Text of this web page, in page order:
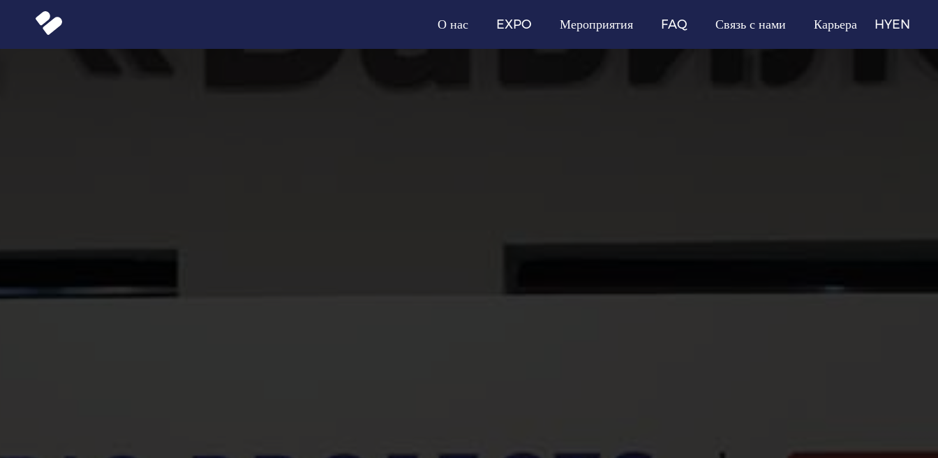
О нас EXPO Мероприятия FAQ Связь с нами Карьера HYEN